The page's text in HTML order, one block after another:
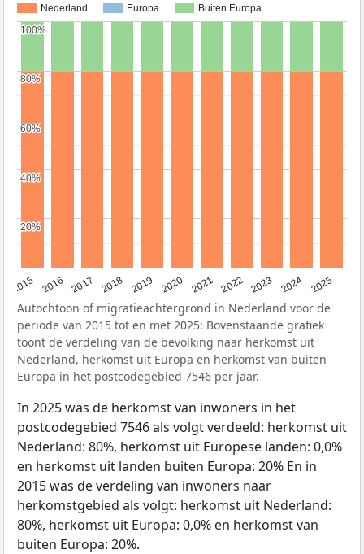
Nederland Europa Buiten Europa
2015 2016 2017 2018 2019 2020 2021 2022 2023 2024 2025
20%
20%
40%
40%
60%
60%
80%
80%
100%
100%
Autochtoon of migratieachtergrond in Nederland voor de
periode van 2015 tot en met 2025: Bovenstaande grafiek
toont de verdeling van de bevolking naar herkomst uit
Nederland, herkomst uit Europa en herkomst van buiten
Europa in het postcodegebied 7546 per jaar.
In 2025 was de herkomst van inwoners in het
postcodegebied 7546 als volgt verdeeld: herkomst uit
Nederland: 80%, herkomst uit Europese landen: 0,0%
en herkomst uit landen buiten Europa: 20% En in
2015 was de verdeling van inwoners naar
herkomstgebied als volgt: herkomst uit Nederland:
80%, herkomst uit Europa: 0,0% en herkomst van
buiten Europa: 20%.